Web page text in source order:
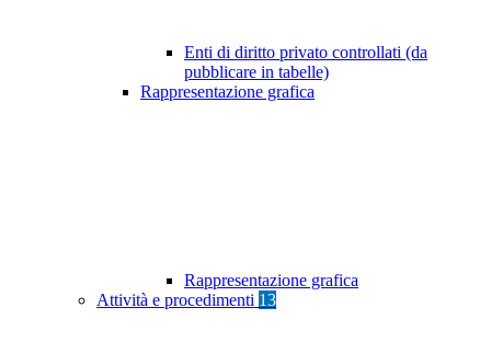
Enti di diritto privato controllati (da
pubblicare in tabelle)
Rappresentazione grafica
Rappresentazione grafica
Attività e procedimenti 13